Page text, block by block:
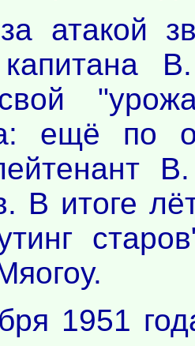
атакой
ещё по
В итоге
1951